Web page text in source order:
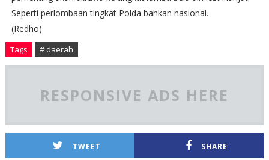
Seperti perlombaan tingkat Polda bahkan nasional.
(Redho)
Tags # daerah
RESPONSIVE ADS HERE
TWEET SHARE